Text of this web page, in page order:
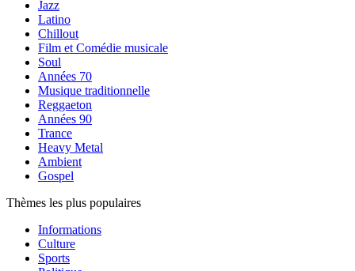
Jazz
Latino
Chillout
Film et Comédie musicale
Soul
Années 70
Musique traditionnelle
Reggaeton
Années 90
Trance
Heavy Metal
Ambient
Gospel
Thèmes les plus populaires
Informations
Culture
Sports